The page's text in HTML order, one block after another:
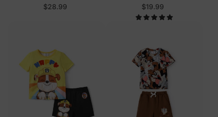
Lila
$28.99 $19.99